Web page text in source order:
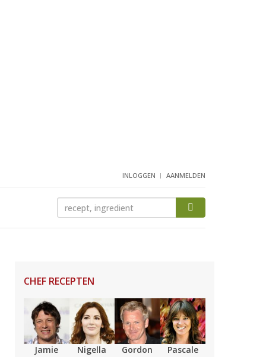
INLOGGEN AANMELDEN
CHEF RECEPTEN
Jamie Nigella Gordon Pascale